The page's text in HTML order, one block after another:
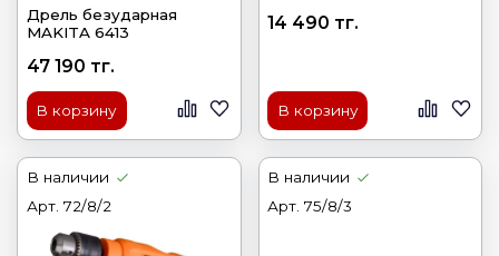
Дрель безударная
MAKITA 6413
47 190 тг.
В корзину
14 490 тг.
В корзину
В наличии
Арт. 72/8/2
В наличии
Арт. 75/8/3